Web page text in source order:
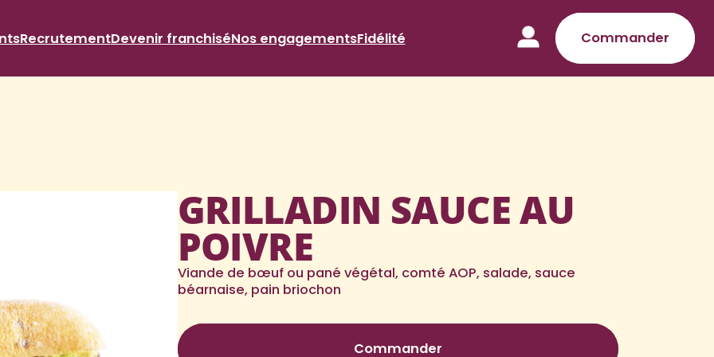
RecrutementDevenir franchiséNos engagementsFidélité Commander
GRILLADIN SAUCE AU
POIVRE
Viande de bœuf ou pané végétal, comté AOP, salade, sauce
béarnaise, pain briochon
Commander